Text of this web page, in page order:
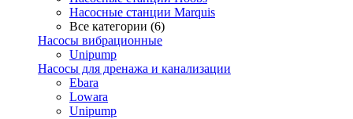
Насосные станции Marquis
Все категории (6)
Насосы вибрационные
Unipump
Насосы для дренажа и канализации
Ebara
Lowara
Unipump